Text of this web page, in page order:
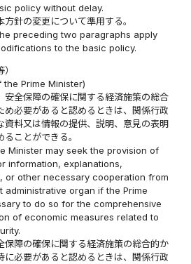
policy without delay.
針の変更について準用する。
preceding two paragraphs apply
to the basic policy.
Prime Minister)
安全保障の確保に関する経済施策の総合
め必要があると認めるときは、関係行政
資料又は情報の提供、説明、意見の表明
ことができる。
Minister may seek the provision of
information, explanations,
or other necessary cooperation from
administrative organ if the Prime
to do so for the comprehensive
of economic measures related to
保障の確保に関する経済施策の総合的か
に必要があると認めるときは、関係行政